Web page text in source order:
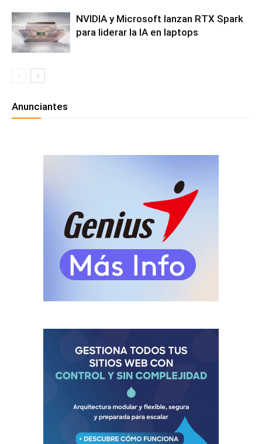
NVIDIA y Microsoft lanzan RTX Spark
para liderar la IA en laptops
Anunciantes